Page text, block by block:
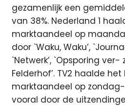
gezamenlijk een
van 38%. Nederland 1
marktaandeel op
door `Waku, Waku’,
`Netwerk’, `Opsporing ver-
Felderhof’. TV2 haalde
marktaandeel op
vooral door de